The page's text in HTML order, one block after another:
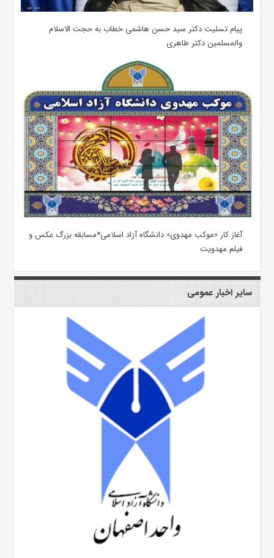
پیام تسلیت دکتر سید حسن هاشمی خطاب به حجت الاسلام
والمسلمین دکتر طاهری
آغاز کار «موکب مهدوی» دانشگاه آزاد اسلامی*مسابقه بزرگ عکس و
فیلم مهدویت
سایر اخبار عمومی